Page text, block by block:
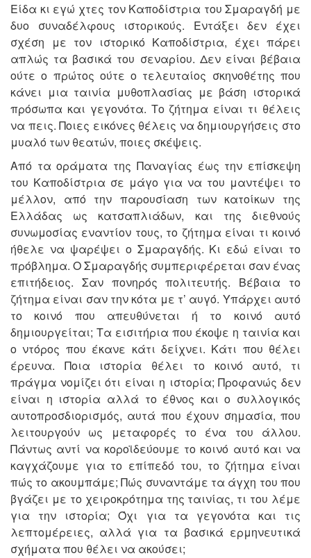
Είδα κι εγώ χτες τον Καποδίστρια του Σμαραγδή με
δυο συναδέλφους ιστορικούς. Εντάξει δεν έχει
σχέση με τον ιστορικό Καποδίστρια, έχει πάρει
απλώς τα βασικά του σεναρίου. Δεν είναι βέβαια
ούτε ο πρώτος ούτε ο τελευταίος σκηνοθέτης που
κάνει μια ταινία μυθοπλασίας με βάση ιστορικά
πρόσωπα και γεγονότα. Το ζήτημα είναι τι θέλεις
να πεις. Ποιες εικόνες θέλεις να δημιουργήσεις στο
μυαλό των θεατών, ποιες σκέψεις.
Από τα οράματα της Παναγίας έως την επίσκεψη
του Καποδίστρια σε μάγο για να του μαντέψει το
μέλλον, από την παρουσίαση των κατοίκων της
Ελλάδας ως κατσαπλιάδων, και της διεθνούς
συνωμοσίας εναντίον τους, το ζήτημα είναι τι κοινό
ήθελε να ψαρέψει ο Σμαραγδής. Κι εδώ είναι το
πρόβλημα. Ο Σμαραγδής συμπεριφέρεται σαν ένας
επιτήδειος. Σαν πονηρός πολιτευτής. Βέβαια το
ζήτημα είναι σαν την κότα με τ’ αυγό. Υπάρχει αυτό
το κοινό που απευθύνεται ή το κοινό αυτό
δημιουργείται; Τα εισιτήρια που έκοψε η ταινία και
ο ντόρος που έκανε κάτι δείχνει. Κάτι που θέλει
έρευνα. Ποια ιστορία θέλει το κοινό αυτό, τι
πράγμα νομίζει ότι είναι η ιστορία; Προφανώς δεν
είναι η ιστορία αλλά το έθνος και ο συλλογικός
αυτοπροσδιορισμός, αυτά που έχουν σημασία, που
λειτουργούν ως μεταφορές το ένα του άλλου.
Πάντως αντί να κοροϊδεύουμε το κοινό αυτό και να
καγχάζουμε για το επίπεδό του, το ζήτημα είναι
πώς το ακουμπάμε; Πώς συναντάμε τα άγχη του που
βγάζει με το χειροκρότημα της ταινίας, τι του λέμε
για την ιστορία; Όχι για τα γεγονότα και τις
λεπτομέρειες, αλλά για τα βασικά ερμηνευτικά
σχήματα που θέλει να ακούσει;